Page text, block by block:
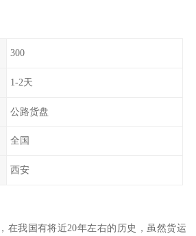
300
1-2天
公路货盘
全国
西安
在我国有将近20年左右的历史，虽然货运